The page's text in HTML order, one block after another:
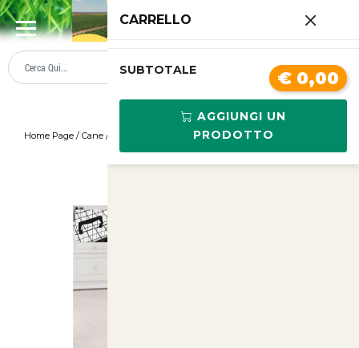
Home Page / Cane / Gabbia in ferro pieghevole per cani 76x45x51.5h
CARRELLO
SUBTOTALE € 0,00
AGGIUNGI UN
PRODOTTO